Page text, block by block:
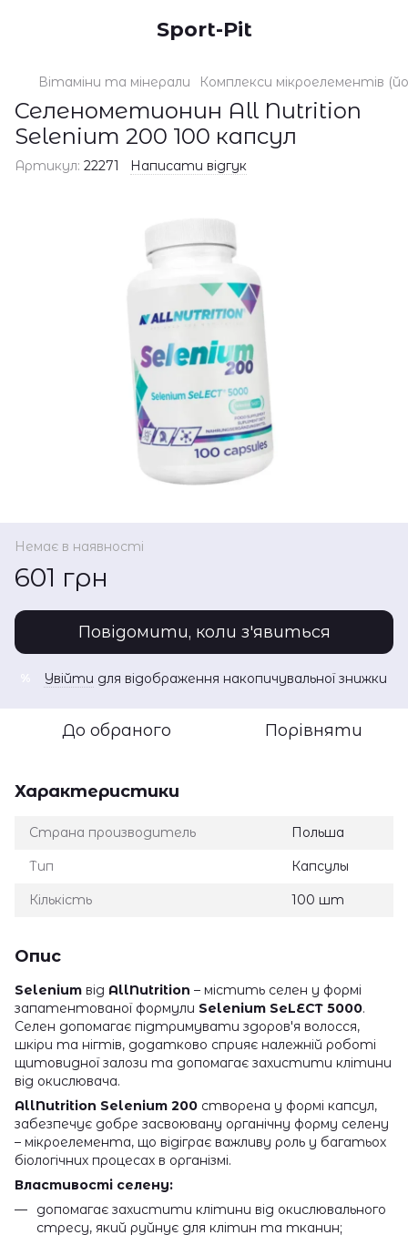
Sport-Pit
Вітаміни та мінерали Комплекси мікроелементів
Селенометионин All Nutrition
Selenium 200 100 капсул
Артикул: 22271 Написати відгук
Немає в наявності
601 грн
Повідомити, коли з'явиться
Увійти для відображення накопичувальної знижки
До обраного Порівняти
Характеристики
Страна производитель Польша
Тип Капсулы
Кількість 100 шт
Опис
Selenium від AllNutrition – містить селен у формі
запатентованої формули Selenium SeLECT 5000.
Селен допомагає підтримувати здоров'я волосся,
шкіри та нігтів, додатково сприяє належній роботі
щитовидної залози та допомагає захистити клітини
від окислювача.
AllNutrition Selenium 200 створена у формі капсул,
забезпечує добре засвоювану органічну форму селену
– мікроелемента, що відіграє важливу роль у багатьох
біологічних процесах в організмі.
Властивості селену:
допомагає захистити клітини від окислювального
стресу, який руйнує для клітин та тканин;